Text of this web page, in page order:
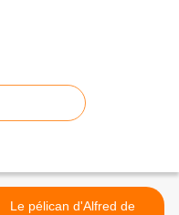
Le pélican d'Alfred de